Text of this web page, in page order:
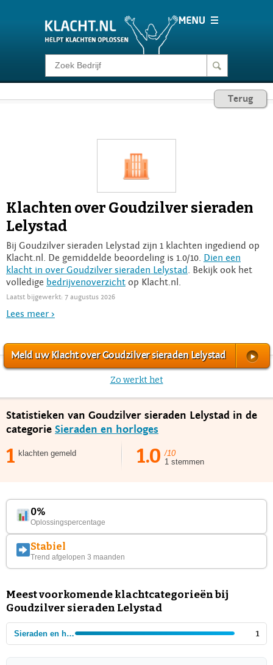
Klacht melden
Login
Terug
Klachten over Goudzilver sieraden
Lelystad
Bij Goudzilver sieraden Lelystad zijn 1 klachten ingediend op
Klacht.nl. De gemiddelde beoordeling is 1.0/10. Dien een
klacht in over Goudzilver sieraden Lelystad . Bekijk ook het
volledige bedrijvenoverzicht op Klacht.nl.
Laatst bijgewerkt: 7 augustus 2026
Lees meer >
Meld uw Klacht over Goudzilver sieraden Lelystad
Zo werkt het
Statistieken van Goudzilver sieraden Lelystad in de
categorie Sieraden en horloges
1 klachten gemeld 1.0 /10
1 stemmen
0%
Oplossingspercentage
Stabiel
Trend afgelopen 3 maanden
Meest voorkomende klachtcategorieën bij
Goudzilver sieraden Lelystad
Sieraden en horloges 1